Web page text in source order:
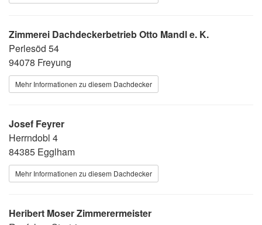
Zimmerei Dachdeckerbetrieb Otto Mandl e. K.
Perlesöd 54
94078 Freyung
Mehr Informationen zu diesem Dachdecker
Josef Feyrer
Herrndobl 4
84385 Egglham
Mehr Informationen zu diesem Dachdecker
Heribert Moser Zimmerermeister